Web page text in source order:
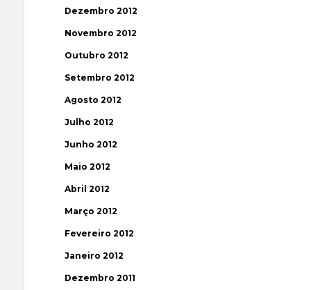
Dezembro 2012
Novembro 2012
Outubro 2012
Setembro 2012
Agosto 2012
Julho 2012
Junho 2012
Maio 2012
Abril 2012
Março 2012
Fevereiro 2012
Janeiro 2012
Dezembro 2011